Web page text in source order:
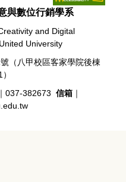
與數位行銷學系
and Digital
University
（八甲校區客家學院後棟
｜037-382673 信箱 ｜